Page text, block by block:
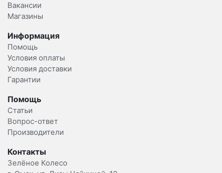
Вакансии
Магазины
Информация
Помощь
Условия оплаты
Условия доставки
Гарантии
Помощь
Статьи
Вопрос-ответ
Производители
Контакты
Зелёное Колесо